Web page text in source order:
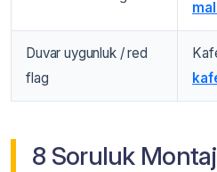
Duvar uygunluk / red
flag
8 Soruluk